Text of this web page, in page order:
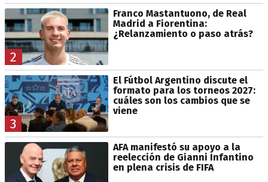
2
Franco Mastantuono, de Real
Madrid a Fiorentina:
¿Relanzamiento o paso atrás?
3
El Fútbol Argentino discute el
formato para los torneos 2027:
cuáles son los cambios que se
viene
AFA manifestó su apoyo a la
reelección de Gianni Infantino
en plena crisis de FIFA